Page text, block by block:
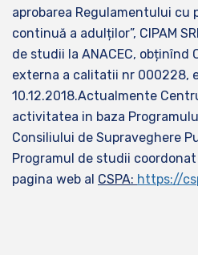
aprobarea Regulamentului cu
continuă a adulților”, CIPAM
de studii la ANACEC, obținînd
externa a calitatii nr 000228,
10.12.2018.Actualmente
activitatea in baza
Consiliului de Supraveghere
Programul de studii
pagina web al CSPA: https://